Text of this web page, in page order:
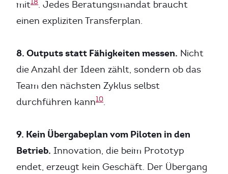
mit18. Jedes Beratungsmandat braucht
einen expliziten Transferplan.
8. Outputs statt Fähigkeiten messen. Nicht
die Anzahl der Ideen zählt, sondern ob das
Team den nächsten Zyklus selbst
durchführen kann10.
9. Kein Übergabeplan vom Piloten in den
Betrieb. Innovation, die beim Prototyp
endet, erzeugt kein Geschäft. Der Übergang